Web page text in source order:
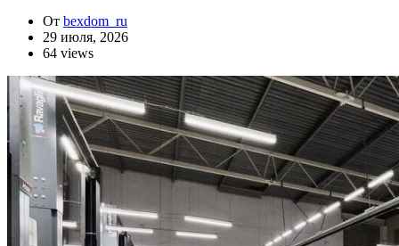
От bexdom_ru
29 июля, 2026
64 views